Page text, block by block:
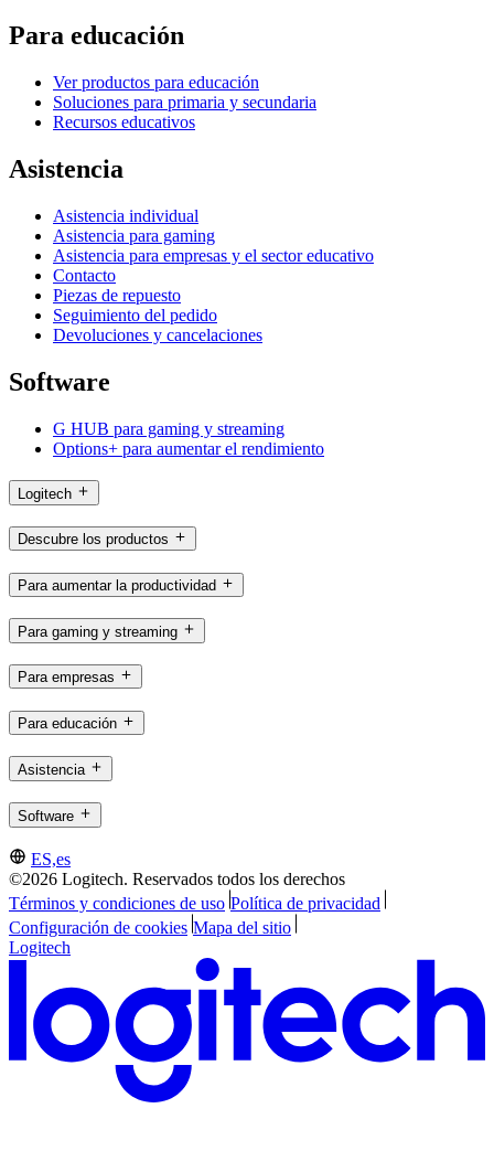
Para educación
Ver productos para educación
Soluciones para primaria y secundaria
Recursos educativos
Asistencia
Asistencia individual
Asistencia para gaming
Asistencia para empresas y el sector educativo
Contacto
Piezas de repuesto
Seguimiento del pedido
Devoluciones y cancelaciones
Software
G HUB para gaming y streaming
Options+ para aumentar el rendimiento
Logitech
Descubre los productos
Para aumentar la productividad
Para gaming y streaming
Para empresas
Para educación
Asistencia
Software
ES,es
©2026 Logitech. Reservados todos los derechos
Términos y condiciones de uso Política de privacidad
Configuración de cookies Mapa del sitio
Logitech